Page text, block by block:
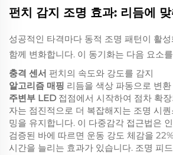
펀치 감지 조명 효과: 리듬에
성공적인 타격마다 동적 조명 패턴이 활
함께 변화합니다. 이 동기화는 다음 요소
충격 센서 펀치의 속도와 강도를 감지
알고리즘 매핑 리듬을 색상 파동으로 변환
주변부 LED 접점에서 시작하여 점차 확
자는 점진적으로 더 복잡해지는 조명 시
밍을 유지합니다. 이 다중감각 접근법은
검증된 바에 따르면 운동 강도 체감을
시간을 늘리는 효과가 있습니다. 조명 피